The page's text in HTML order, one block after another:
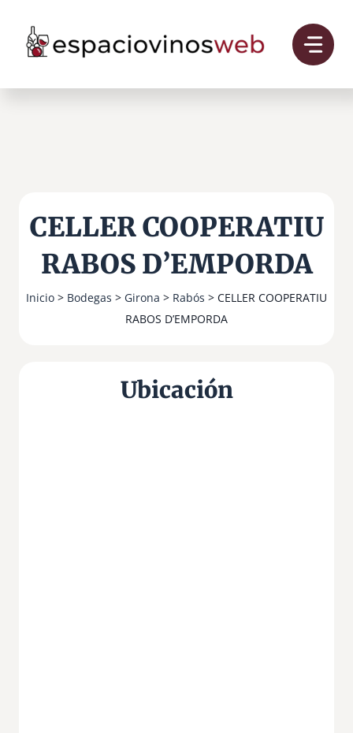
contenido
CELLER COOPERATIU
RABOS D’EMPORDA
Inicio > Bodegas > Girona > Rabós > CELLER COOPERATIU
RABOS D’EMPORDA
Ubicación